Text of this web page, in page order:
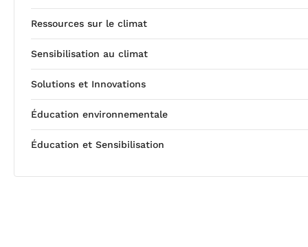
Ressources sur le climat
Sensibilisation au climat
Solutions et Innovations
Éducation environnementale
Éducation et Sensibilisation